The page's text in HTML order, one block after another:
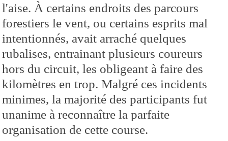
l'aise. À certains endroits des parcours
forestiers le vent, ou certains esprits mal
intentionnés, avait arraché quelques
rubalises, entrainant plusieurs coureurs
hors du circuit, les obligeant à faire des
kilomètres en trop. Malgré ces incidents
minimes, la majorité des participants fut
unanime à reconnaître la parfaite
organisation de cette course.